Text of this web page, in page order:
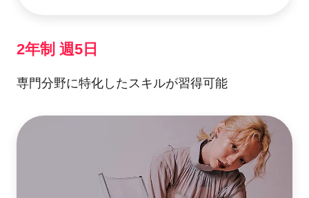
2年制 週5日
専門分野に特化したスキルが習得可能